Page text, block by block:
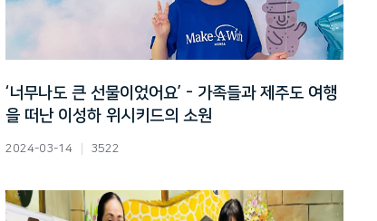
‘너무나도 큰 선물이었어요’ - 가족들과 제주도 여행
을 떠난 이성하 위시키드의 소원
2024-03-14 3522